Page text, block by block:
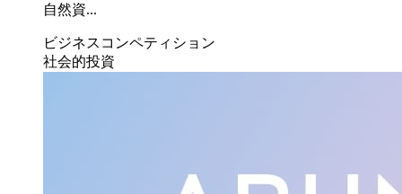
自然資...
ビジネスコンペティション
社会的投資